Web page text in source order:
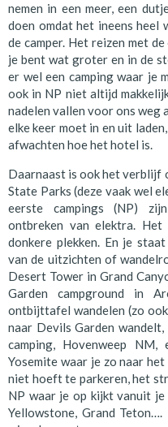
nemen in een meer, een
doen omdat het ineens heel
de camper. Het reizen met
je bent wat groter en in de
er wel een camping waar je
ook in NP niet altijd
nadelen vallen voor ons weg
elke keer moet in en uit
afwachten hoe het hotel is.
Daarnaast is ook het verblijf
State Parks (deze vaak wel
eerste campings (NP)
ontbreken van elektra.
donkere plekken. En je
van de uitzichten of
Desert Tower in Grand
Garden campground in
ontbijttafel wandelen (zo
naar Devils Garden
camping, Hovenweep
Yosemite waar je zo naar
niet hoeft te parkeren, het
NP waar je op kijkt vanuit je
Yellowstone, Grand